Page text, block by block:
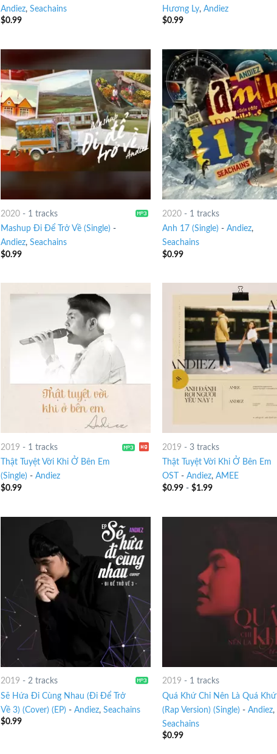
Andiez, Seachains
$0.99
Hương Ly,Andiez
$0.99
2020- 1 tracks
Mashup Đi Để Trở Về (Single) -
Andiez, Seachains
$0.99
2020 - 1 tracks
Anh 17 (Single) -Andiez,
Seachains
$0.99
2019 - 1 tracks
Thật Tuyệt Vời Khi Ở Bên Em
(Single) - Andiez
$0.99
2019 -3 tracks
Thật Tuyệt Vời Khi Ở Bên Em
OST
-Andiez,AMEE
$0.99 -$1.99
2019 - 2 tracks
Sẽ Hứa Đi Cùng Nhau (Đi Để Trở
Về 3) (Cover) (EP) - Andiez, Seachains
$0.99
2019 - 1 tracks
Quá Khứ Chỉ Nên Là Quá Khứ
(Rap Version) (Single) -Andiez,
Seachains
$0.99